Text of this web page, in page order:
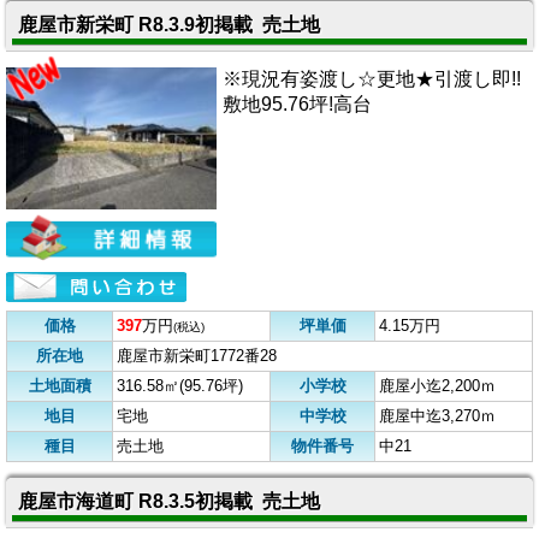
鹿屋市新栄町 R8.3.9初掲載 売土地
※現況有姿渡し☆更地★引渡し即!!
敷地95.76坪!高台
価格 397万円(税込) 坪単価
4.15万円
所在地
鹿屋市新栄町1772番28
土地面積
316.58㎡(95.76坪) 小学校
鹿屋小迄2,200ｍ
地目
宅地 中学校
鹿屋中迄3,270ｍ
種目
売土地 物件番号 中21
鹿屋市海道町 R8.3.5初掲載 売土地